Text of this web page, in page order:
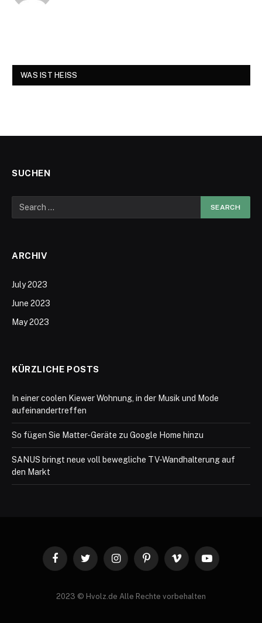
WAS IST HEISS
SUCHEN
ARCHIV
July 2023
June 2023
May 2023
KÜRZLICHE POSTS
In einer coolen Kiewer Wohnung, in der Musik und Mode
aufeinandertreffen
So fügen Sie Matter-Geräte zu Google Home hinzu
SANUS bringt neue voll bewegliche TV-Wandhalterung auf
den Markt
FacebookTwitter InstagramPinterestVimeo YouTube
2023 © Hvolz.de Alle Rechte vorbehalten